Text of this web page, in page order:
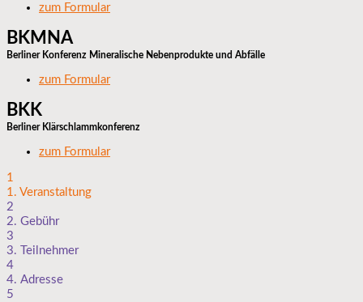
zum Formular
BKMNA
Berliner Konferenz Mineralische Nebenprodukte und Abfälle
zum Formular
BKK
Berliner Klärschlammkonferenz
zum Formular
1
1. Veranstaltung
2
2. Gebühr
3
3. Teilnehmer
4
4. Adresse
5